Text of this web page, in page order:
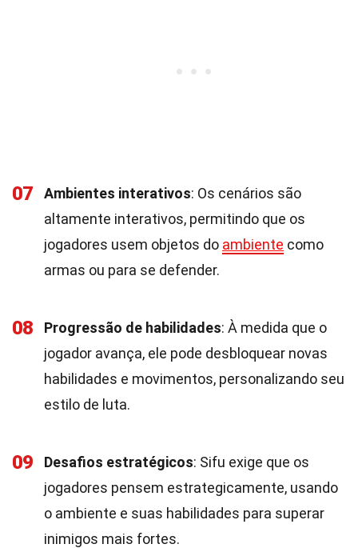
07 Ambientes interativos: Os cenários são
altamente interativos, permitindo que os
jogadores usem objetos do ambiente como
armas ou para se defender.
08 Progressão de habilidades: À medida que o
jogador avança, ele pode desbloquear novas
habilidades e movimentos, personalizando seu
estilo de luta.
09 Desafios estratégicos: Sifu exige que os
jogadores pensem estrategicamente, usando
o ambiente e suas habilidades para superar
inimigos mais fortes.